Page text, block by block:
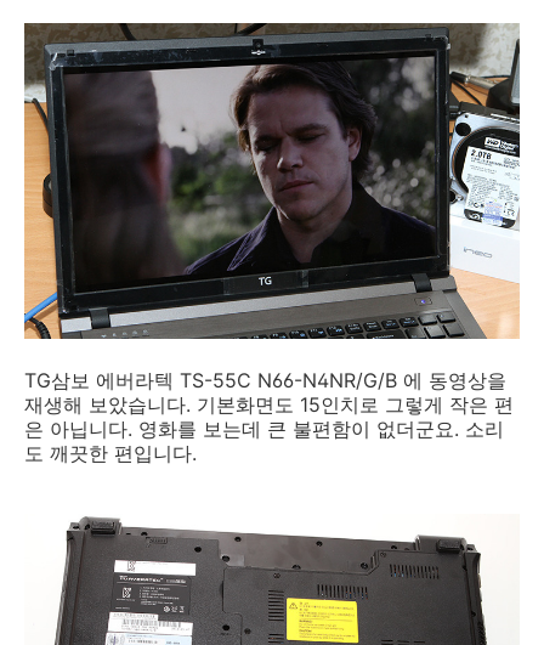
TG삼보 에버라텍 TS-55C N66-N4NR/G/B 에 동영상을
재생해 보았습니다. 기본화면도 15인치로 그렇게 작은 편
은 아닙니다. 영화를 보는데 큰 불편함이 없더군요. 소리
도 깨끗한 편입니다.